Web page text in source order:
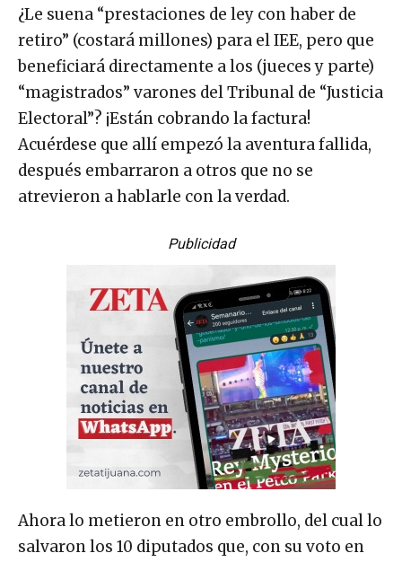
¿Le suena “prestaciones de ley con haber de
retiro” (costará millones) para el IEE, pero que
beneficiará directamente a los (jueces y parte)
“magistrados” varones del Tribunal de “Justicia
Electoral”? ¡Están cobrando la factura!
Acuérdese que allí empezó la aventura fallida,
después embarraron a otros que no se
atrevieron a hablarle con la verdad.
Publicidad
Ahora lo metieron en otro embrollo, del cual lo
salvaron los 10 diputados que, con su voto en